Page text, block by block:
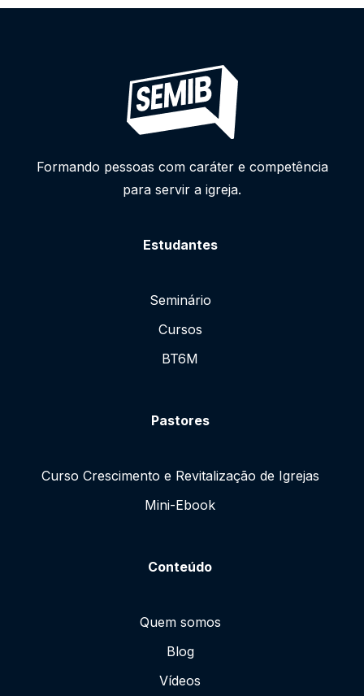
Formando pessoas com caráter e competência
para servir a igreja.
Estudantes
Seminário
Cursos
BT6M
Pastores
Curso Crescimento e Revitalização de Igrejas
Mini-Ebook
Conteúdo
Quem somos
Blog
Vídeos